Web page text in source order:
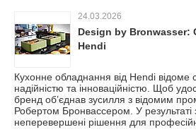
24.03.2026
Design by Bronwasser:
Hendi
Кухонне обладнання від Hendi відоме
надійністю та інноваційністю. Щоб
бренд об’єднав зусилля з відомим
Робертом Бронвассером. У результаті
неперевершені рішення для